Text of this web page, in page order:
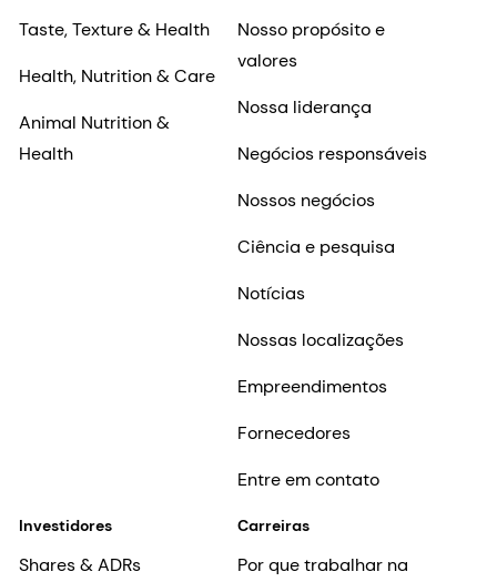
Taste, Texture & Health
Health, Nutrition & Care
Animal Nutrition &
Health
Nosso propósito e
valores
Nossa liderança
Negócios responsáveis
Nossos negócios
Ciência e pesquisa
Notícias
Nossas localizações
Empreendimentos
Fornecedores
Entre em contato
Investidores
Shares & ADRs
Carreiras
Por que trabalhar na